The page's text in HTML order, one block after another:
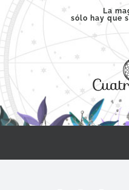
Saltar
contenido
La
sólo hay que